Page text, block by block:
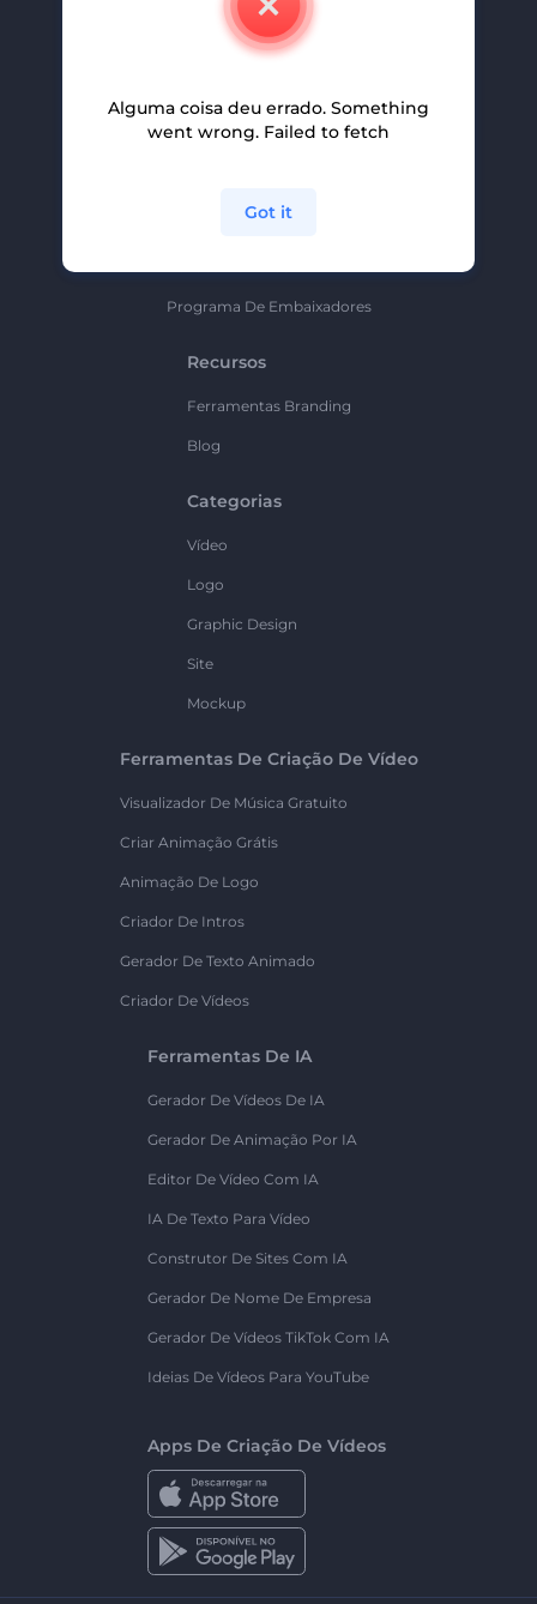
Carreiras
Programa De Afiliados
Programa De Embaixadores
Recursos
Ferramentas Branding
Blog
Categorias
Vídeo
Logo
Graphic Design
Site
Mockup
Ferramentas De Criação De Vídeo
Visualizador De Música Gratuito
Criar Animação Grátis
Animação De Logo
Criador De Intros
Gerador De Texto Animado
Criador De Vídeos
Ferramentas De IA
Gerador De Vídeos De IA
Gerador De Animação Por IA
Editor De Vídeo Com IA
IA De Texto Para Vídeo
Construtor De Sites Com IA
Gerador De Nome De Empresa
Gerador De Vídeos TikTok Com IA
Ideias De Vídeos Para YouTube
Apps De Criação De Vídeos
Alguma coisa deu errado. Something
went wrong. Failed to fetch
Got it